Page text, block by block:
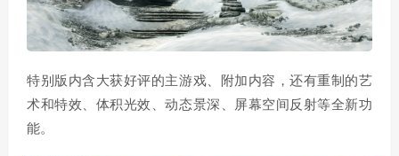
特别版内含大获好评的主游戏、附加内容，还有重制的艺
术和特效、体积光效、动态景深、屏幕空间反射等全新功
能。